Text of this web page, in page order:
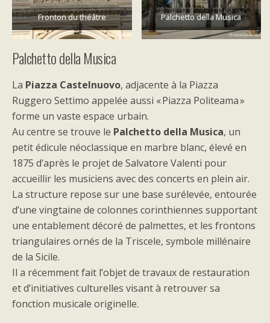
Fronton du théâtre Palchetto della Musica
Palchetto della Musica
La Piazza Castelnuovo, adjacente à la Piazza
Ruggero Settimo appelée aussi « Piazza Politeama »
forme un vaste espace urbain.
Au centre se trouve le Palchetto della Musica, un
petit édicule néoclassique en marbre blanc, élevé en
1875 d’après le projet de Salvatore Valenti pour
accueillir les musiciens avec des concerts en plein air.
La structure repose sur une base surélevée, entourée
d’une vingtaine de colonnes corinthiennes supportant
une entablement décoré de palmettes, et les frontons
triangulaires ornés de la Triscele, symbole millénaire
de la Sicile.
Il a récemment fait l’objet de travaux de restauration
et d’initiatives culturelles visant à retrouver sa
fonction musicale originelle.